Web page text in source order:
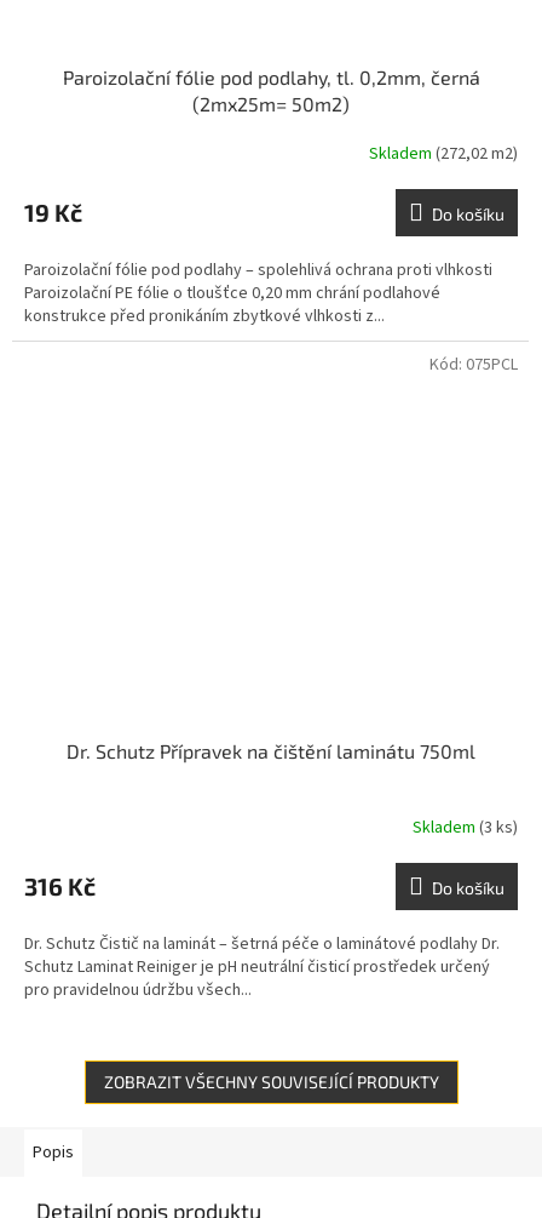
Paroizolační fólie pod podlahy, tl. 0,2mm, černá
(2mx25m= 50m2)
Skladem (272,02 m2)
19 Kč Do košíku
Paroizolační fólie pod podlahy – spolehlivá ochrana proti vlhkosti
Paroizolační PE fólie o tloušťce 0,20 mm chrání podlahové
konstrukce před pronikáním zbytkové vlhkosti z...
Dr. Schutz Přípravek na čištění laminátu 750ml
Skladem (3 ks)
316 Kč Do košíku
Dr. Schutz Čistič na laminát – šetrná péče o laminátové podlahy Dr.
Schutz Laminat Reiniger je pH neutrální čisticí prostředek určený
pro pravidelnou údržbu všech...
Kód: 075PCL
ZOBRAZIT VŠECHNY SOUVISEJÍCÍ PRODUKTY
Popis
Detailní popis produktu